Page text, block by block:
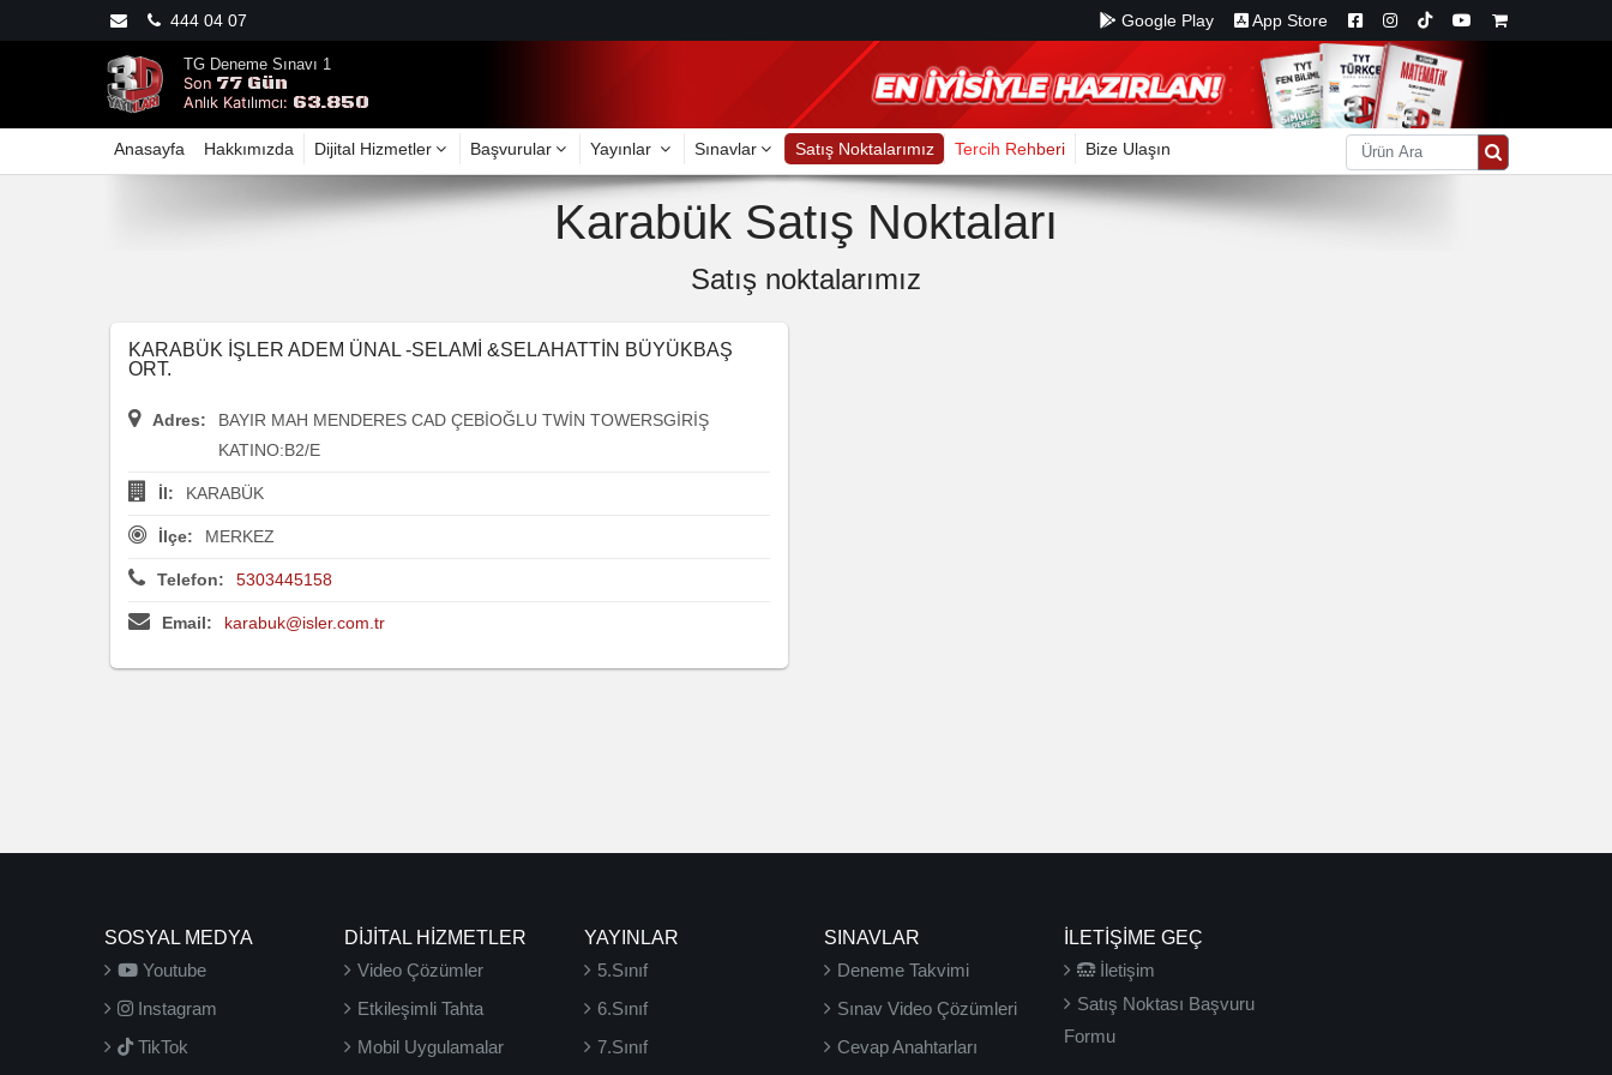
444 04 07 Google Play App Store
TG Deneme Sınavı 1
Son 77 Gün
Anlık Katılımcı: 63.850
Anasayfa Hakkımızda Dijital Hizmetler Başvurular Yayınlar Sınavlar Satış Noktalarımız Tercih Rehberi Bize Ulaşın
Karabük Satış Noktaları
Satış noktalarımız
KARABÜK İŞLER ADEM ÜNAL -SELAMİ &SELAHATTİN BÜYÜKBAŞ
ORT.
Adres:
BAYIR MAH MENDERES CAD ÇEBİOĞLU TWİN TOWERSGİRİŞ
KATINO:B2/E
İl: KARABÜK
İlçe: MERKEZ
Telefon: 5303445158
Email: karabuk@isler.com.tr
SOSYAL MEDYA
Youtube
Instagram
TikTok
DİJİTAL HİZMETLER
Video Çözümler
Etkileşimli Tahta
Mobil Uygulamalar
YAYINLAR
5.Sınıf
6.Sınıf
7.Sınıf
SINAVLAR
Deneme Takvimi
Sınav Video Çözümleri
Cevap Anahtarları
İLETIŞIME GEÇ
İletişim
Satış Noktası Başvuru
Formu